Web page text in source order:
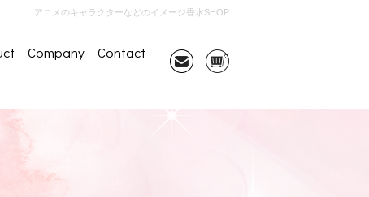
アニメのキャラクターなどのイメージ香水SHOP
Company Contact